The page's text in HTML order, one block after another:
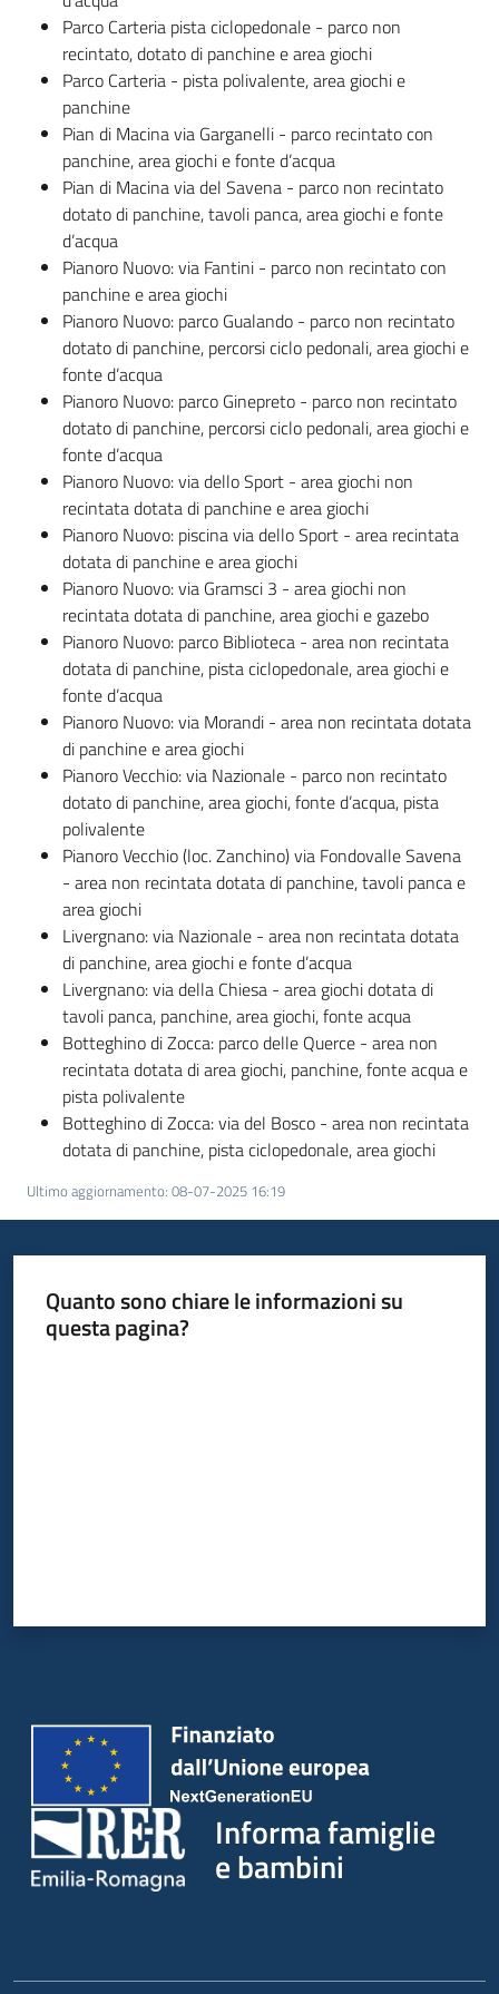
Parco Carteria pista ciclopedonale - parco non
recintato, dotato di panchine e area giochi
Parco Carteria - pista polivalente, area giochi e
panchine
Pian di Macina via Garganelli - parco recintato con
panchine, area giochi e fonte d’acqua
Pian di Macina via del Savena - parco non recintato
dotato di panchine, tavoli panca, area giochi e fonte
d’acqua
Pianoro Nuovo: via Fantini - parco non recintato con
panchine e area giochi
Pianoro Nuovo: parco Gualando - parco non recintato
dotato di panchine, percorsi ciclo pedonali, area giochi e
fonte d’acqua
Pianoro Nuovo: parco Ginepreto - parco non recintato
dotato di panchine, percorsi ciclo pedonali, area giochi e
fonte d’acqua
Pianoro Nuovo: via dello Sport - area giochi non
recintata dotata di panchine e area giochi
Pianoro Nuovo: piscina via dello Sport - area recintata
dotata di panchine e area giochi
Pianoro Nuovo: via Gramsci 3 - area giochi non
recintata dotata di panchine, area giochi e gazebo
Pianoro Nuovo: parco Biblioteca - area non recintata
dotata di panchine, pista ciclopedonale, area giochi e
fonte d’acqua
Pianoro Nuovo: via Morandi - area non recintata dotata
di panchine e area giochi
Pianoro Vecchio: via Nazionale - parco non recintato
dotato di panchine, area giochi, fonte d’acqua, pista
polivalente
Pianoro Vecchio (loc. Zanchino) via Fondovalle Savena
- area non recintata dotata di panchine, tavoli panca e
area giochi
Livergnano: via Nazionale - area non recintata dotata
di panchine, area giochi e fonte d’acqua
Livergnano: via della Chiesa - area giochi dotata di
tavoli panca, panchine, area giochi, fonte acqua
Botteghino di Zocca: parco delle Querce - area non
recintata dotata di area giochi, panchine, fonte acqua e
pista polivalente
Botteghino di Zocca: via del Bosco - area non recintata
dotata di panchine, pista ciclopedonale, area giochi
Ultimo aggiornamento: 08-07-2025 16:19
Quanto sono chiare le informazioni su
questa pagina?
Informa famiglie
e bambini